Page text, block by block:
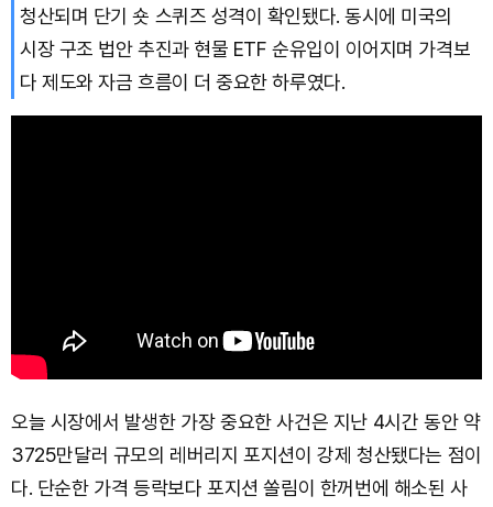
청산되며 단기 숏 스퀴즈 성격이 확인됐다. 동시에 미국의
시장 구조 법안 추진과 현물 ETF 순유입이 이어지며 가격보
다 제도와 자금 흐름이 더 중요한 하루였다.
오늘 시장에서 발생한 가장 중요한 사건은 지난 4시간 동안 약
3725만달러 규모의 레버리지 포지션이 강제 청산됐다는 점이
다. 단순한 가격 등락보다 포지션 쏠림이 한꺼번에 해소된 사